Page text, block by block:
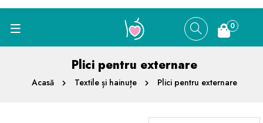
0
Plici pentru externare
Acasă Textile și hainuțe Plici pentru externare